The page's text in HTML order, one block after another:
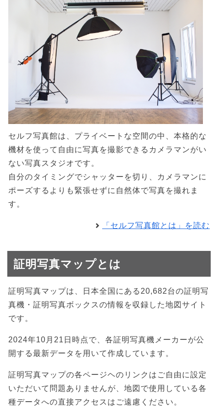
セルフ写真館は、プライベートな空間の中、本格的な
機材を使って自由に写真を撮影できるカメラマンがい
ない写真スタジオです。
自分のタイミングでシャッターを切り、カメラマンに
ポーズするよりも緊張せずに自然体で写真を撮れま
す。
「セルフ写真館とは」を読む
証明写真マップとは
証明写真マップは、日本全国にある20,682台の証明写
真機・証明写真ボックスの情報を収録した地図サイト
です。
2024年10月21日時点で、各証明写真機メーカーが公
開する最新データを用いて作成しています。
証明写真マップの各ページヘのリンクはご自由に設定
いただいて問題ありませんが、地図で使用している各
種データへの直接アクセスはご遠慮ください。